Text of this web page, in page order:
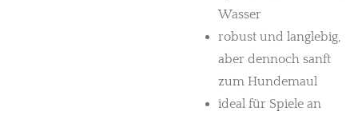
Wasser
robust und langlebig,
aber dennoch sanft
zum Hundemaul
ideal für Spiele an